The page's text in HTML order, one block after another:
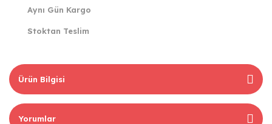
Aynı Gün Kargo
Stoktan Teslim
Ürün Bilgisi
Yorumlar